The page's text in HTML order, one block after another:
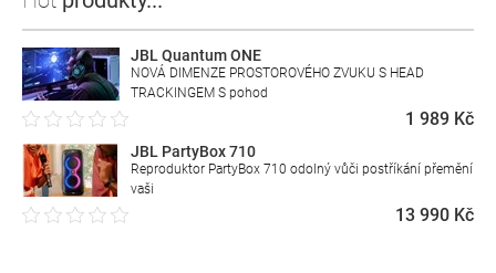
JBL Quantum ONE
NOVÁ DIMENZE PROSTOROVÉHO ZVUKU S HEAD
TRACKINGEM S pohod
1 989 Kč
JBL PartyBox 710
Reproduktor PartyBox 710 odolný vůči postříkání přemění
vaši
13 990 Kč